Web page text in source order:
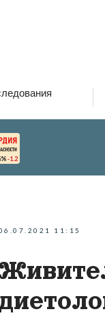
-1.2
11:15